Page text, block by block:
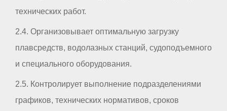
технических работ.
2.4. Организовывает оптимальную загрузку
плавсредств, водолазных станций, судоподъемного
и специального оборудования.
2.5. Контролирует выполнение подразделениями
графиков, технических нормативов, сроков